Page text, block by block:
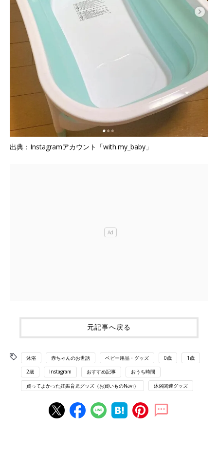
出典：Instagramアカウント「with.my_baby」
元記事へ戻る
沐浴 赤ちゃんのお世話 ベビー用品・グッズ 0歳 1歳
2歳 Instagram おすすめ記事 おうち時間
買ってよかった妊娠育児グッズ（お買いものNavi） 沐浴関連グッズ